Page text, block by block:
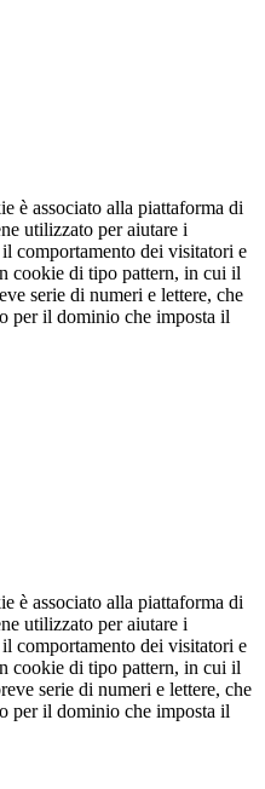
è associato alla piattaforma di
utilizzato per aiutare i
comportamento dei visitatori e
cookie di tipo pattern, in cui il
serie di numeri e lettere, che
per il dominio che imposta il
è associato alla piattaforma di
utilizzato per aiutare i
comportamento dei visitatori e
cookie di tipo pattern, in cui il
serie di numeri e lettere, che
per il dominio che imposta il